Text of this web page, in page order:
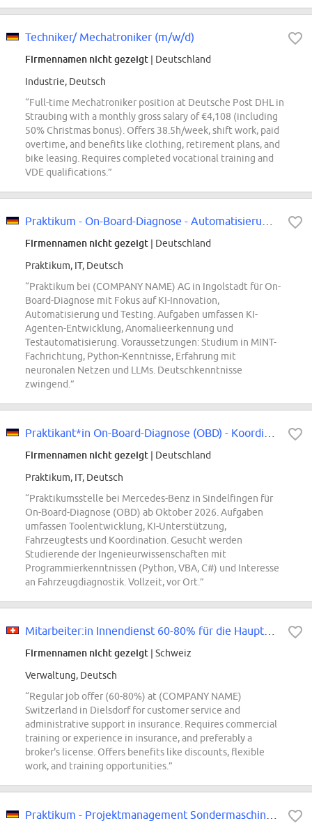
Techniker/ Mechatroniker (m/w/d)
Firmennamen nicht gezeigt | Deutschland
Industrie, Deutsch
“Full-time Mechatroniker position at Deutsche Post DHL in
Straubing with a monthly gross salary of €4,108 (including
50% Christmas bonus). Offers 38.5h/week, shift work, paid
overtime, and benefits like clothing, retirement plans, and
bike leasing. Requires completed vocational training and
VDE qualifications.”
Firmennamen nicht gezeigt | Deutschland
Praktikum, IT, Deutsch
“Praktikum bei (COMPANY NAME) AG in Ingolstadt für On-
Board-Diagnose mit Fokus auf KI-Innovation,
Automatisierung und Testing. Aufgaben umfassen KI-
Agenten-Entwicklung, Anomalieerkennung und
Testautomatisierung. Voraussetzungen: Studium in MINT-
Fachrichtung, Python-Kenntnisse, Erfahrung mit
neuronalen Netzen und LLMs. Deutschkenntnisse
zwingend.”
Firmennamen nicht gezeigt | Deutschland
Praktikum, IT, Deutsch
“Praktikumsstelle bei Mercedes-Benz in Sindelfingen für
On-Board-Diagnose (OBD) ab Oktober 2026. Aufgaben
umfassen Toolentwicklung, KI-Unterstützung,
Fahrzeugtests und Koordination. Gesucht werden
Studierende der Ingenieurwissenschaften mit
Programmierkenntnissen (Python, VBA, C#) und Interesse
an Fahrzeugdiagnostik. Vollzeit, vor Ort.”
Firmennamen nicht gezeigt | Schweiz
Verwaltung, Deutsch
“Regular job offer (60-80%) at (COMPANY NAME)
Switzerland in Dielsdorf for customer service and
administrative support in insurance. Requires commercial
training or experience in insurance, and preferably a
broker's license. Offers benefits like discounts, flexible
work, and training opportunities.”